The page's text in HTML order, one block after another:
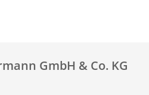
GmbH & Co. KG